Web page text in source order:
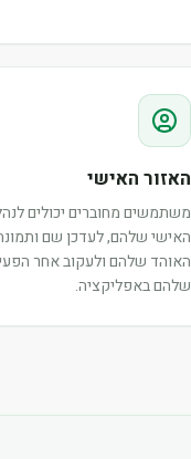
האזור האישי
משתמשים מחוברים יכולים
האישי שלהם, לעדכן שם
האוהד שלהם ולעקוב אחר
שלהם באפליקציה.